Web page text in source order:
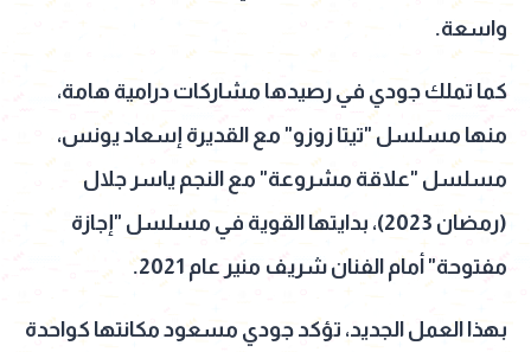
واسعة.
كما تملك جودي في رصيدها مشاركات درامية هامة،
منها مسلسل "تيتا زوزو" مع القديرة إسعاد يونس،
مسلسل "علاقة مشروعة" مع النجم ياسر جلال
(رمضان 2023)، بدايتها القوية في مسلسل "إجازة
مفتوحة" أمام الفنان شريف منير عام 2021.
بهذا العمل الجديد، تؤكد جودي مسعود مكانتها كواحدة